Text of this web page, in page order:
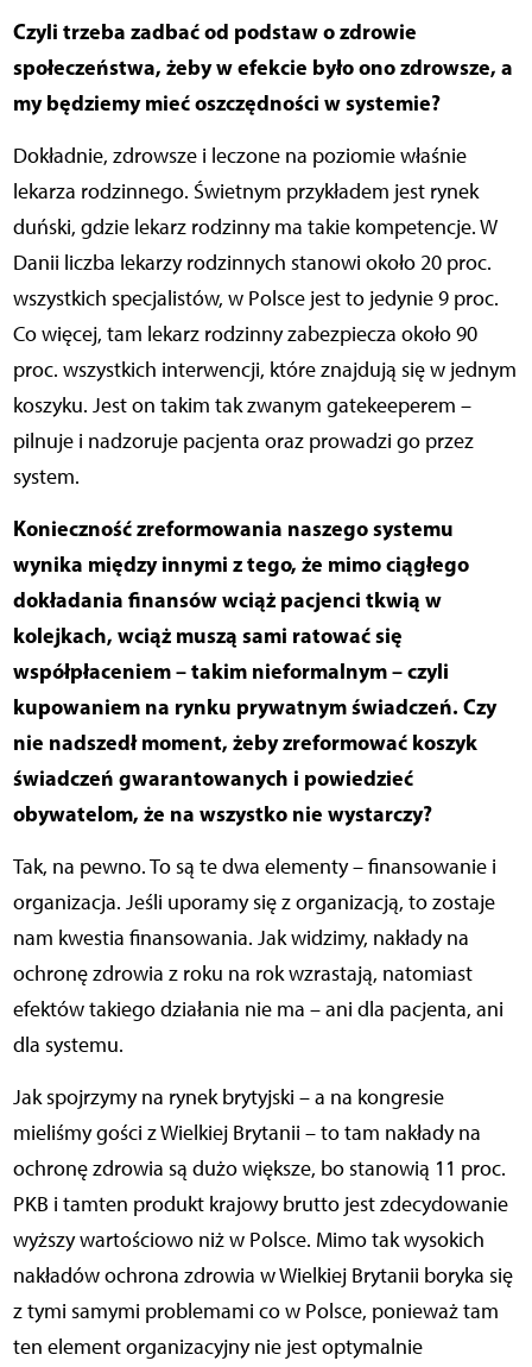
Czyli trzeba zadbać od podstaw o zdrowie
społeczeństwa, żeby w efekcie było ono zdrowsze, a
my będziemy mieć oszczędności w systemie?
Dokładnie, zdrowsze i leczone na poziomie właśnie
lekarza rodzinnego. Świetnym przykładem jest rynek
duński, gdzie lekarz rodzinny ma takie kompetencje. W
Danii liczba lekarzy rodzinnych stanowi około 20 proc.
wszystkich specjalistów, w Polsce jest to jedynie 9 proc.
Co więcej, tam lekarz rodzinny zabezpiecza około 90
proc. wszystkich interwencji, które znajdują się w jednym
koszyku. Jest on takim tak zwanym gatekeeperem –
pilnuje i nadzoruje pacjenta oraz prowadzi go przez
system.
Konieczność zreformowania naszego systemu
wynika między innymi z tego, że mimo ciągłego
dokładania finansów wciąż pacjenci tkwią w
kolejkach, wciąż muszą sami ratować się
współpłaceniem – takim nieformalnym – czyli
kupowaniem na rynku prywatnym świadczeń. Czy
nie nadszedł moment, żeby zreformować koszyk
świadczeń gwarantowanych i powiedzieć
obywatelom, że na wszystko nie wystarczy?
Tak, na pewno. To są te dwa elementy – finansowanie i
organizacja. Jeśli uporamy się z organizacją, to zostaje
nam kwestia finansowania. Jak widzimy, nakłady na
ochronę zdrowia z roku na rok wzrastają, natomiast
efektów takiego działania nie ma – ani dla pacjenta, ani
dla systemu.
Jak spojrzymy na rynek brytyjski – a na kongresie
mieliśmy gości z Wielkiej Brytanii – to tam nakłady na
ochronę zdrowia są dużo większe, bo stanowią 11 proc.
PKB i tamten produkt krajowy brutto jest zdecydowanie
wyższy wartościowo niż w Polsce. Mimo tak wysokich
nakładów ochrona zdrowia w Wielkiej Brytanii boryka się
z tymi samymi problemami co w Polsce, ponieważ tam
ten element organizacyjny nie jest optymalnie